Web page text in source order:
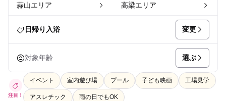
蒜山エリア 高梁エリア
日帰り入浴 変更
対象年齢 選ぶ
注目！
イベント 室内遊び場 プール 子ども映画 工場見学
アスレチック 雨の日でもOK